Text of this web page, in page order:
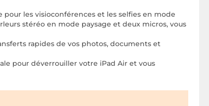
pour les visioconférences et les selfies en mode
stéréo en mode paysage et deux micros, vous
rapides de vos photos, documents et
pour déverrouiller votre iPad Air et vous